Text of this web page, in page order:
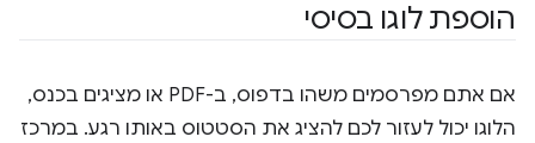
הוספת לוגו בסיסי
אם אתם מפרסמים משהו בדפוס, ב-PDF או מציגים בכנס,
הלוגו יכול לעזור לכם להציג את הסטטוס באותו רגע. במרכז